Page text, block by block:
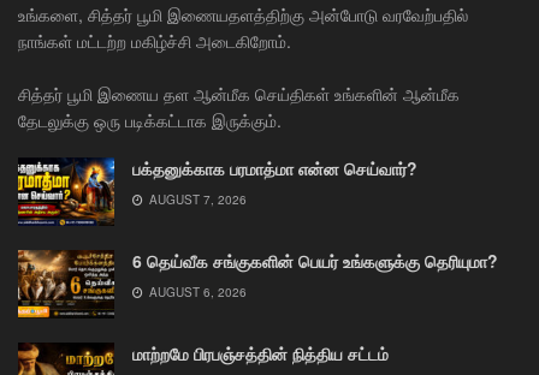
உங்களை, சித்தர் பூமி இணையதளத்திற்கு அன்போடு வரவேற்பதில்
நாங்கள் மட்டற்ற மகிழ்ச்சி அடைகிறோம்.
சித்தர் பூமி இணைய தள ஆன்மீக செய்திகள் உங்களின் ஆன்மீக
தேடலுக்கு ஒரு படிக்கட்டாக இருக்கும்.
பக்தனுக்காக பரமாத்மா என்ன செய்வார்?
AUGUST 7, 2026
6 தெய்வீக சங்குகளின் பெயர் உங்களுக்கு தெரியுமா?
AUGUST 6, 2026
மாற்றமே பிரபஞ்சத்தின் நித்திய சட்டம்